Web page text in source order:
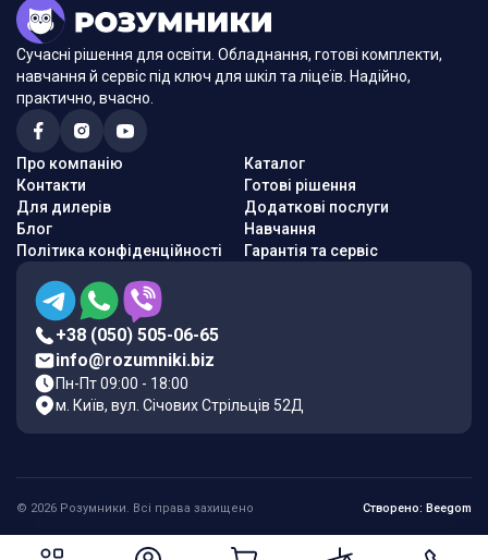
Сучасні рішення для освіти. Обладнання, готові комплекти,
навчання й сервіс під ключ для шкіл та ліцеїв. Надійно,
практично, вчасно.
Про компанію
Контакти
Для дилерів
Блог
Політика конфіденційності
Каталог
Готові рішення
Додаткові послуги
Навчання
Гарантія та сервіс
+38 (050) 505-06-65
info@rozumniki.biz
Пн-Пт 09:00 - 18:00
м. Київ, вул. Січових Стрільців 52Д
© 2026 Розумники. Всі права захищено Створено: Beegom